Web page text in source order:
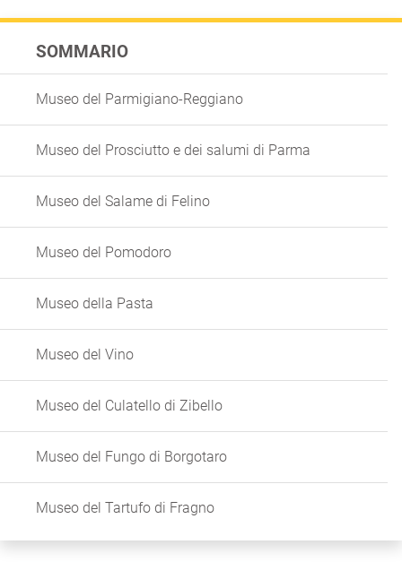
SOMMARIO
Museo del Parmigiano-Reggiano
Museo del Prosciutto e dei salumi di Parma
Museo del Salame di Felino
Museo del Pomodoro
Museo della Pasta
Museo del Vino
Museo del Culatello di Zibello
Museo del Fungo di Borgotaro
Museo del Tartufo di Fragno